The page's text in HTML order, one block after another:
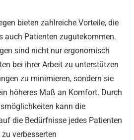
bieten zahlreiche Vorteile, die
auch Patienten zugutekommen.
sind nicht nur ergonomisch
bei ihrer Arbeit zu unterstützen
zu minimieren, sondern sie
höheres Maß an Komfort. Durch
kann die
die Bedürfnisse jedes Patienten
verbesserten